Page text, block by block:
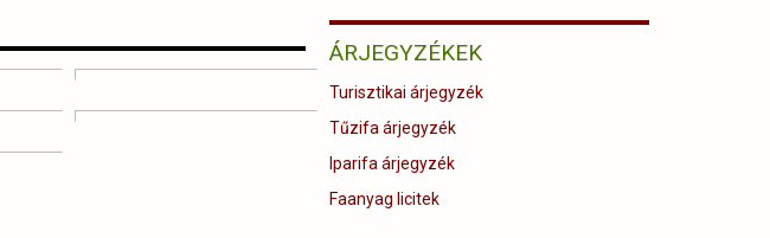
ÁRJEGYZÉKEK
Turisztikai árjegyzék
Tűzifa árjegyzék
Iparifa árjegyzék
Faanyag licitek